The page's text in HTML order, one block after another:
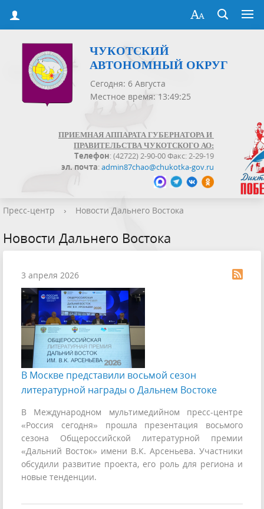
ЧУКОТСКИЙ
АВТОНОМНЫЙ ОКРУГ
Сегодня: 6 Августа
Местное время: 13:49:26
ПРИЕМНАЯ АППАРАТА ГУБЕРНАТОРА И
ПРАВИТЕЛЬСТВА ЧУКОТСКОГО АО:
Телефон: (42722) 2-90-00 Факс: 2-29-19
эл. почта:admin87chao@chukotka-gov.ru
Пресс-центр › Новости Дальнего Востока
Новости Дальнего Востока
3 апреля 2026
В Москве представили восьмой сезон
литературной награды о Дальнем Востоке
В Международном мультимедийном пресс-центре
«Россия сегодня» прошла презентация восьмого
сезона Общероссийской литературной премии
«Дальний Восток» имени В.К. Арсеньева. Участники
обсудили развитие проекта, его роль для региона и
новые тенденции.